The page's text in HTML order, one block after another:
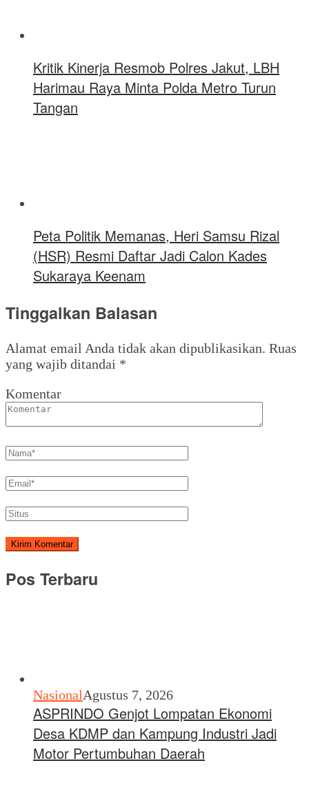
Kritik Kinerja Resmob Polres Jakut, LBH
Harimau Raya Minta Polda Metro Turun
Tangan
Peta Politik Memanas, Heri Samsu Rizal
(HSR) Resmi Daftar Jadi Calon Kades
Sukaraya Keenam
Tinggalkan Balasan
Alamat email Anda tidak akan dipublikasikan. Ruas
yang wajib ditandai *
Komentar
Pos Terbaru
NasionalAgustus 7, 2026
ASPRINDO Genjot Lompatan Ekonomi
Desa KDMP dan Kampung Industri Jadi
Motor Pertumbuhan Daerah